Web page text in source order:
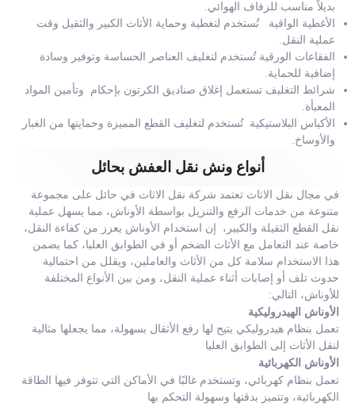
بديلاً مناسب للزفاف الهوائي.
الأغطية الواقية تُستخدم لتغطية وحماية الأثاث الكبير والثقيل وقت
عملية النقل.
الفقاعات الورقية تُستخدم لتغليف العناصر الحساسة وتوفير وسادة
إضافية للحماية.
شرائط التغليف تستعمل إغلاق صناديق الكرتون بإحكام وتأمين المواد
المعبأة.
الأكياس البلاستيكية تُستخدم لتغليف القطع المميزة وحمايتها من الغبار
والأوساخ.
أنواع ونش نقل العفش بحائل
في مجال نقل الاثاث تعتمد شركة نقل الاثاث في حائل على مجموعة
متنوعة من خدمات الرفع والتنزيل بواسطة الأوناش، مما يسهل عملية
نقل القطع الثقيلة والكبير، إن استخدام الأوناش يعزز من كفاءة النقل،
خاصة عند التعامل مع الأثاث الضخم أو في الطوابق العليا، كما يضمن
هذا الاستخدام سلامة كل من الأثاث والعاملين، ويقلل من احتمالية
حدوث تلف أو إصابات أثناء عملية النقل، ومن بين الأنواع المختلفة
للأوناش، التالي:
الأوناش الهيدروليكية
تعمل بنظام هيدروليكي يتيح لها رفع الأثقال بسهولة، مما يجعلها مثالية
لنقل الأثاث إلى الطوابق العليا
الأوناش الكهربائية
تعمل بنظام كهربائي، وتستخدم غالبًا في الأماكن التي تتوفر فيها الطاقة
الكهربائية، وتتميز بدقتها وسهولة التحكم بها